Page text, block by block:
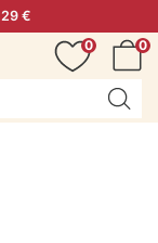
€
0
0